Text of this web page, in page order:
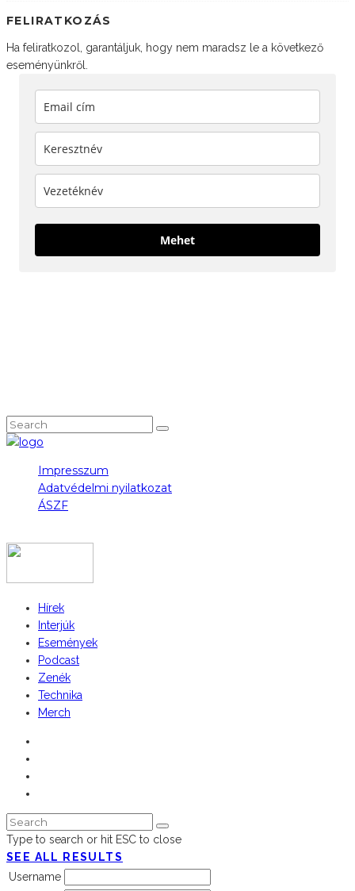
FELIRATKOZÁS
Ha feliratkozol, garantáljuk, hogy nem maradsz le a következő
eseményünkről.
Mehet
Impresszum
Adatvédelmi nyilatkozat
ÁSZF
Hírek
Interjúk
Események
Podcast
Zenék
Technika
Merch
Type to search or hit ESC to close
SEE ALL RESULTS
Username